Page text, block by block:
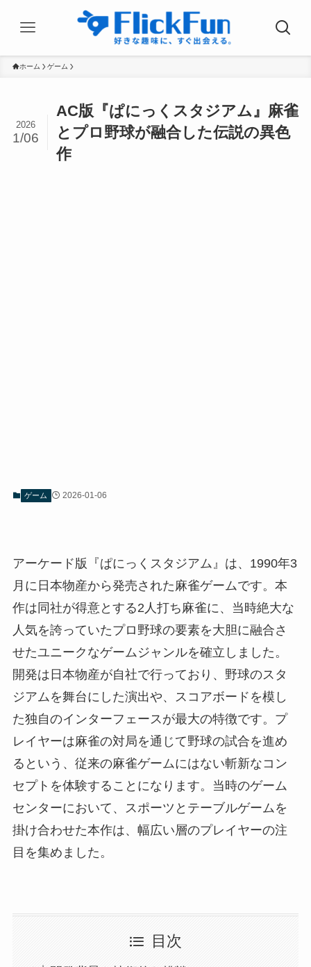
ホーム ゲーム
AC版『ぱにっくスタジアム』麻雀
とプロ野球が融合した伝説の異色
作
2026
1/06
ゲーム 2026-01-06
アーケード版『ぱにっくスタジアム』は、1990年3
月に日本物産から発売された麻雀ゲームです。本
作は同社が得意とする2人打ち麻雀に、当時絶大な
人気を誇っていたプロ野球の要素を大胆に融合さ
せたユニークなゲームジャンルを確立しました。
開発は日本物産が自社で行っており、野球のスタ
ジアムを舞台にした演出や、スコアボードを模し
た独自のインターフェースが最大の特徴です。プ
レイヤーは麻雀の対局を通じて野球の試合を進め
るという、従来の麻雀ゲームにはない斬新なコン
セプトを体験することになります。当時のゲーム
センターにおいて、スポーツとテーブルゲームを
掛け合わせた本作は、幅広い層のプレイヤーの注
目を集めました。
目次